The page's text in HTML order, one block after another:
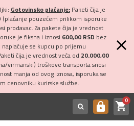
Gotovinsko plaćanje:Paketi čija je
(plaćanje pouzećem prilikom isporuke
prodavac. Za pakete čija je vrednost
je fiksna i iznosi 600,00 RSD bez
se kupcu po prijemu
čija je vrednost veća od 20.000,00
virmanski) troškove transporta snosi
manja od ovog iznosa, isporuka se
cenovniku kurirske službe.
https shopping_cart0